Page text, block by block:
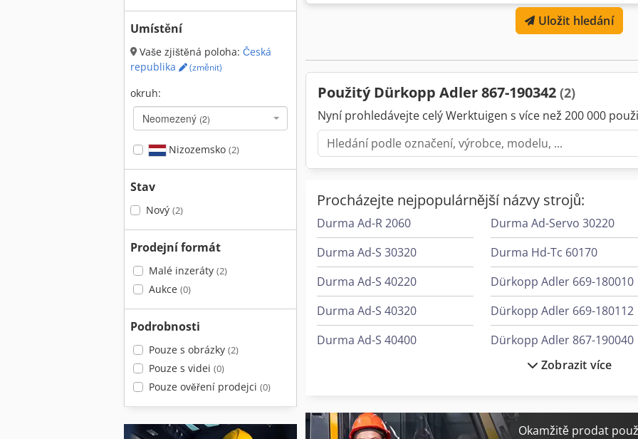
Umístění
Vaše zjištěná poloha: Česká
republika
(změnit)
okruh:
Neomezený (2)
Nizozemsko (2)
Stav
Nový (2)
Prodejní formát
Malé inzeráty (2)
Aukce (0)
Podrobnosti
Pouze s obrázky (2)
Pouze s videi (0)
Pouze ověření prodejci (0)
kožené výrobky ✔ Dvojitě nastavitelná délka stehu pro maximální
motorem M-TYPE s přímým pohonem – tichý, výkonný a
elektronické ruční kolo pro maximální kontrolu ✔ Trojitý transport
informace nebo domluvení prohlídky nás neváhejte kontaktovat.
prodej průmyslové šicí stroje velkoobchod dodavatel šicích strojů
stroj použitý průmyslový šicí stroj šicí stroje pro firmy
Uložit hledání
Použitý Dürkopp Adler 867-190342 (2)
Nyní prohledávejte celý Werktuigen s více než 200 000
Procházejte nejpopulárnější názvy strojů:
Durma Ad-R 2060
Durma Ad-S 30320
Durma Ad-S 40220
Durma Ad-S 40320
Durma Ad-S 40400
Durma Ad-S 60600
Durma Ad-Servo 30220
Durma Hd-Tc 60170
Dürkopp Adler 669-180010
Dürkopp Adler 669-180112
Dürkopp Adler 867-190040
Dürkopp Adler 867-190142-
Dürkopp Adler 867-
Zobrazit více
Okamžitě prodat